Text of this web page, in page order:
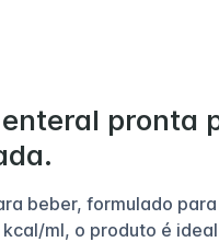
pronta
beber, formulado
ml, o produto é